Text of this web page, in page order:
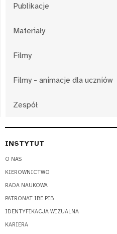
Publikacje
Materiały
Filmy
Filmy - animacje dla uczniów
Zespół
INSTYTUT
O NAS
KIEROWNICTWO
RADA NAUKOWA
PATRONAT IBE PIB
IDENTYFIKACJA WIZUALNA
KARIERA